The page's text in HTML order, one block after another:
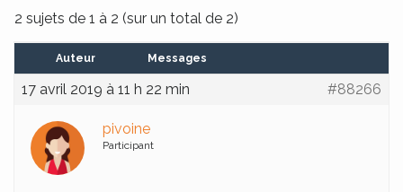
2 sujets de 1 à 2 (sur un total de 2)
Auteur Messages
17 avril 2019 à 11 h 22 min #88266
pivoine
Participant